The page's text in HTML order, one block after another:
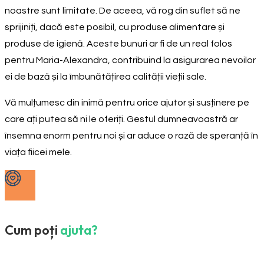
noastre sunt limitate. De aceea, vă rog din suflet să ne
sprijiniți, dacă este posibil, cu produse alimentare și
produse de igienă. Aceste bunuri ar fi de un real folos
pentru Maria-Alexandra, contribuind la asigurarea nevoilor
ei de bază și la îmbunătățirea calității vieții sale.
Vă mulțumesc din inimă pentru orice ajutor și susținere pe
care ați putea să ni le oferiți. Gestul dumneavoastră ar
însemna enorm pentru noi și ar aduce o rază de speranță în
viața fiicei mele.
Cum poți ajuta?